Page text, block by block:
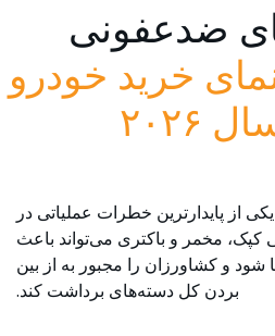
ضدعفونی
خرید خودرو
از پایدارترین خطرات عملیاتی در
مخمر و باکتری می‌تواند باعث
و کشاورزان را مجبور به از بین
بردن کل دسته‌های برداشت کند.